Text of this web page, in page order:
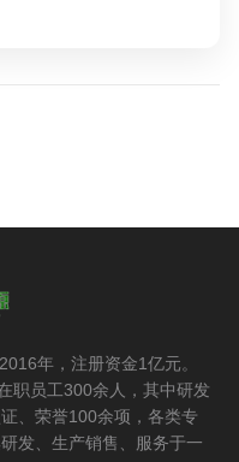
年，注册资金1亿元。
职员工300余人，其中研发
、荣誉100余项，各类专
发、生产销售、服务于一